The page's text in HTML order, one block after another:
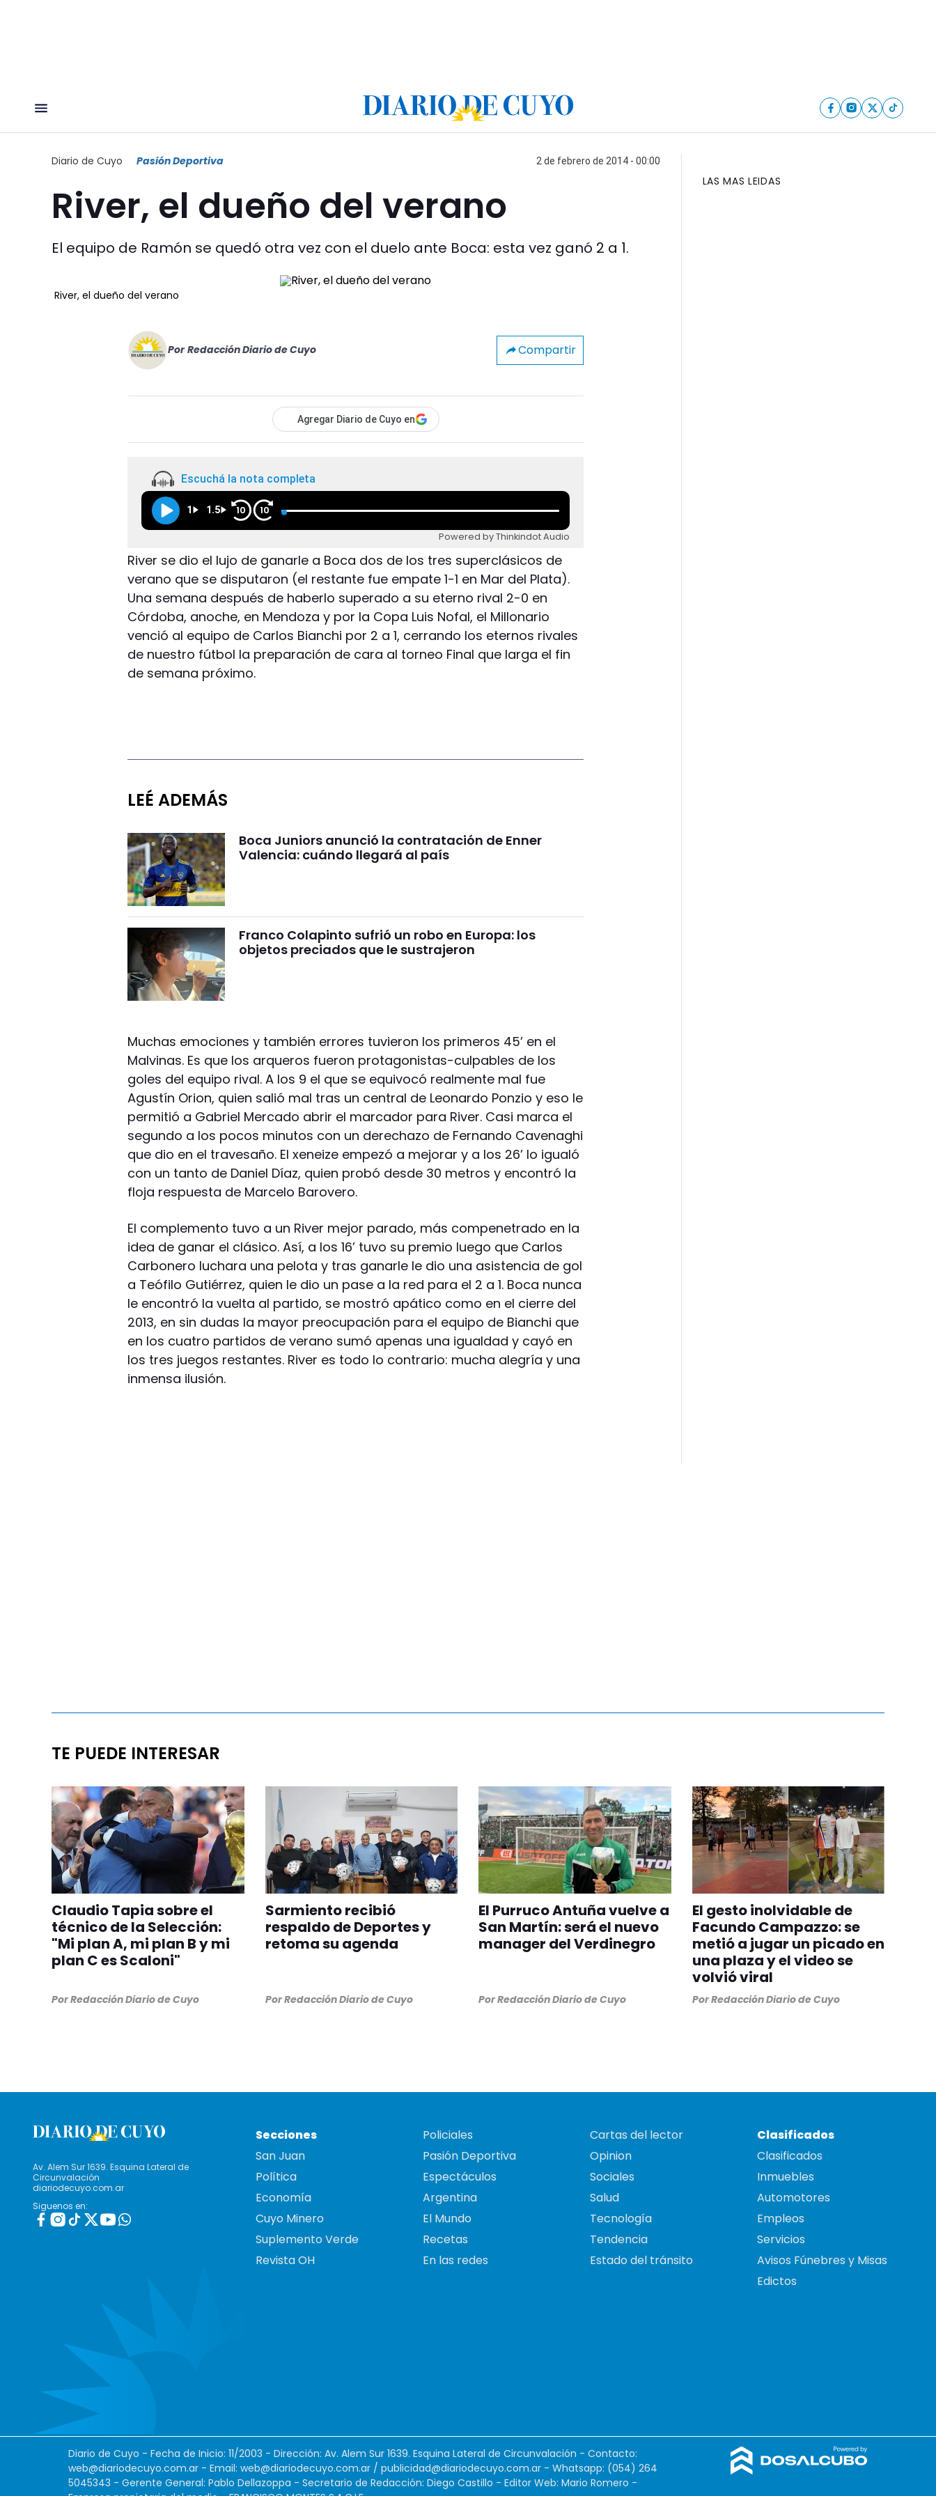
Diario de Cuyo Pasión Deportiva 2 de febrero de 2014 - 00:00
River, el dueño del verano
El equipo de Ramón se quedó otra vez con el duelo ante Boca: esta vez ganó 2 a 1.
River, el dueño del verano
Por Redacción Diario de Cuyo Compartir
Agregar Diario de Cuyo en
Escuchá la nota completa
1 1.5 10 10
Powered by Thinkindot Audio
River se dio el lujo de ganarle a Boca dos de los tres superclásicos de
verano que se disputaron (el restante fue empate 1-1 en Mar del Plata).
Una semana después de haberlo superado a su eterno rival 2-0 en
Córdoba, anoche, en Mendoza y por la Copa Luis Nofal, el Millonario
venció al equipo de Carlos Bianchi por 2 a 1, cerrando los eternos rivales
de nuestro fútbol la preparación de cara al torneo Final que larga el fin
de semana próximo.
LEÉ ADEMÁS
Boca Juniors anunció la contratación de Enner
Valencia: cuándo llegará al país
Franco Colapinto sufrió un robo en Europa: los
objetos preciados que le sustrajeron
Muchas emociones y también errores tuvieron los primeros 45’ en el
Malvinas. Es que los arqueros fueron protagonistas-culpables de los
goles del equipo rival. A los 9 el que se equivocó realmente mal fue
Agustín Orion, quien salió mal tras un central de Leonardo Ponzio y eso le
permitió a Gabriel Mercado abrir el marcador para River. Casi marca el
segundo a los pocos minutos con un derechazo de Fernando Cavenaghi
que dio en el travesaño. El xeneize empezó a mejorar y a los 26’ lo igualó
con un tanto de Daniel Díaz, quien probó desde 30 metros y encontró la
floja respuesta de Marcelo Barovero.
El complemento tuvo a un River mejor parado, más compenetrado en la
idea de ganar el clásico. Así, a los 16’ tuvo su premio luego que Carlos
Carbonero luchara una pelota y tras ganarle le dio una asistencia de gol
a Teófilo Gutiérrez, quien le dio un pase a la red para el 2 a 1. Boca nunca
le encontró la vuelta al partido, se mostró apático como en el cierre del
2013, en sin dudas la mayor preocupación para el equipo de Bianchi que
en los cuatro partidos de verano sumó apenas una igualdad y cayó en
los tres juegos restantes. River es todo lo contrario: mucha alegría y una
inmensa ilusión.
LAS MAS LEIDAS
TE PUEDE INTERESAR
Claudio Tapia sobre el
técnico de la Selección:
"Mi plan A, mi plan B y mi
plan C es Scaloni"
PorRedacción Diario de Cuyo
Sarmiento recibió
respaldo de Deportes y
retoma su agenda
PorRedacción Diario de Cuyo
El Purruco Antuña vuelve a
San Martín: será el nuevo
manager del Verdinegro
PorRedacción Diario de Cuyo
El gesto inolvidable de
Facundo Campazzo: se
metió a jugar un picado en
una plaza y el video se
volvió viral
PorRedacción Diario de Cuyo
Av. Alem Sur 1639. Esquina Lateral de
Circunvalación
diariodecuyo.com.ar
Siguenos en:
Secciones
San Juan
Política
Economía
Cuyo Minero
Suplemento Verde
Revista OH
Policiales
Pasión Deportiva
Espectáculos
Argentina
El Mundo
Recetas
En las redes
Cartas del lector
Opinion
Sociales
Salud
Tecnología
Tendencia
Estado del tránsito
Clasificados
Clasificados
Inmuebles
Automotores
Empleos
Servicios
Avisos Fúnebres y Misas
Edictos
Diario de Cuyo - Fecha de Inicio: 11/2003 - Dirección: Av. Alem Sur 1639. Esquina Lateral de Circunvalación - Contacto:
web@diariodecuyo.com.ar - Email: web@diariodecuyo.com.ar / publicidad@diariodecuyo.com.ar - Whatsapp: (054) 264
5045343 - Gerente General: Pablo Dellazoppa - Secretario de Redacción: Diego Castillo - Editor Web: Mario Romero -